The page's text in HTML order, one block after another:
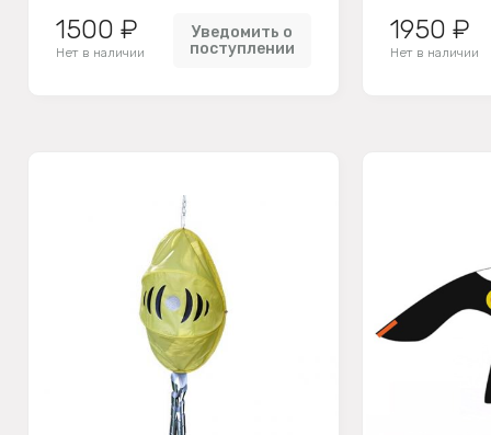
1500 ₽
Нет в наличии
Уведомить о
поступлении
1950 ₽
Нет в наличии